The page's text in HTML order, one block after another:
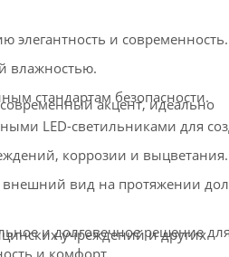
и современность.
влажностью.
стандартам безопасности.
LED-светильниками для
акцент, идеально
коррозии и выцветания.
внешний вид на протяжении
учреждений и других
и долговечное решение
и комфорт.